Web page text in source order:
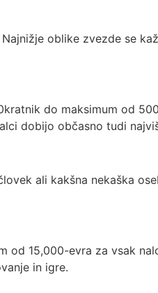
oblike zvezde se
do maksimum od
dobijo občasno tudi
ali kakšna nekaška
15,000-evra za vsak
in igre.